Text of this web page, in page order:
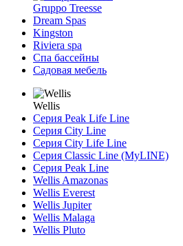
Gruppo Treesse
Dream Spas
Kingston
Riviera spa
Спа бассейны
Садовая мебель
Wellis
Серия Peak Life Line
Серия City Line
Серия City Life Line
Серия Classic Line (MyLINE)
Серия Peak Line
Wellis Amazonas
Wellis Everest
Wellis Jupiter
Wellis Malaga
Wellis Pluto